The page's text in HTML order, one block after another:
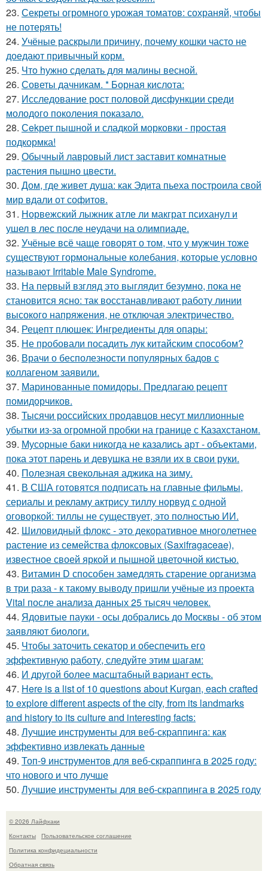
23. Секреты огромного урожая томатов: сохраняй, чтобы
не потерять!
24. Учёные раскрыли причину, почему кошки часто не
доедают привычный корм.
25. Чтo hужно сделать для малины весной.
26. Советы дачникам. * Борная кислота:
27. Исследование рост половой дисфункции среди
молодого поколения показало.
28. Сekрет пышной и сладкой морковки - простая
подкормка!
29. Обычный лавровый лист заставит комнатные
растения пышно цвести.
30. Дом, где живет душа: как Эдита пьеха построила свой
мир вдали от софитов.
31. Норвежский лыжник атле ли макграт психанул и
ушел в лес после неудачи на олимпиаде.
32. Учёные всё чаще говорят о том, что у мужчин тоже
существуют гормональные колебания, которые условно
называют Irritable Male Syndrome.
33. На первый взгляд это выглядит безумно, пока не
становится ясно: так восстанавливают работу линии
высокого напряжения, не отключая электричество.
34. Рецепт плюшек: Ингредиенты для опары:
35. Не пробовали посадить лук китайским способом?
36. Врачи о бесполезности популярных бадов с
коллагеном заявили.
37. Маринованные помидоры. Предлагаю рецепт
помидорчиков.
38. Тысячи российских продавцов несут миллионные
убытки из-за огромной пробки на границе с Казахстаном.
39. Мусорные баки никогда не казались арт - объектами,
пока этот парень и девушка не взяли их в свои руки.
40. Полезная свекольная аджика на зиму.
41. В США готовятся подписать на главные фильмы,
сериалы и рекламу актрису тиллу норвуд с одной
оговоркой: тиллы не существует, это полностью ИИ.
42. Шиловидный флокс - это декоративное многолетнее
растение из семейства флоксовых (Saxifragaceae),
известное своей яркой и пышной цветочной кистью.
43. Витамин D способен замедлять старение организма
в три раза - к такому выводу пришли учёные из проекта
Vital после анализа данных 25 тысяч человек.
44. Ядовитые пауки - осы добрались до Москвы - об этом
заявляют биологи.
45. Чтобы заточить секатор и обеспечить его
эффективную работу, следуйте этим шагам:
46. И другой более масштабный вариант есть.
47. Here is a list of 10 questions about Kurgan, each crafted
to explore different aspects of the city, from its landmarks
and history to its culture and interesting facts:
48. Лучшие инструменты для веб-скраппинга: как
эффективно извлекать данные
49. Топ-9 инструментов для веб-скраппинга в 2025 году:
что нового и что лучше
50. Лучшие инструменты для веб-скраппинга в 2025 году
© 2026 Лайфхаки
Контакты
Пользовательское соглашение
Политика конфидециальности
Обратная связь